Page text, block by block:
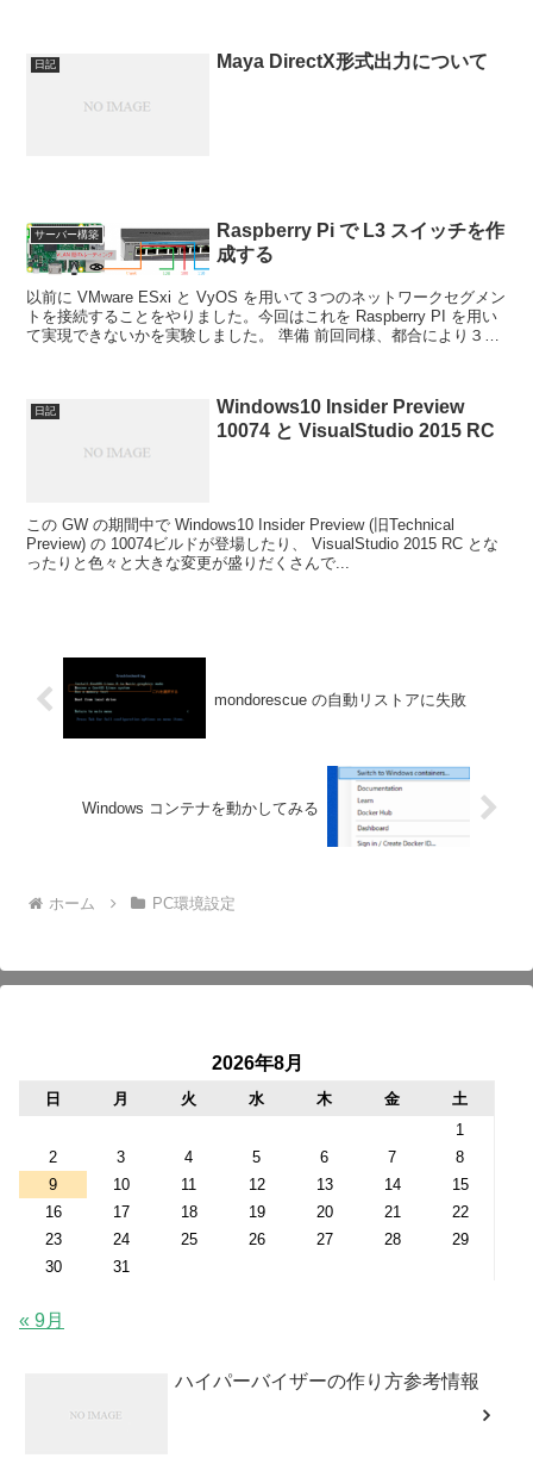
日記 Maya DirectX形式出力について
サーバー構築
Raspberry Pi で L3 スイッチを作
成する
以前に VMware ESxi と VyOS を用いて３つのネットワークセグメン
トを接続することをやりました。今回はこれを Raspberry PI を用い
て実現できないかを実験しました。 準備 前回同様、都合により３つ
日記
Windows10 Insider Preview
10074 と VisualStudio 2015 RC
この GW の期間中で Windows10 Insider Preview (旧Technical
Preview) の 10074ビルドが登場したり、 VisualStudio 2015 RC とな
ったりと色々と大きな変更が盛りだくさんで...
mondorescue の自動リストアに失敗
Windows コンテナを動かしてみる
ホーム PC環境設定
2026年8月
日 月 火 水 木 金
土
1
2
3 4 5 6 7
8
9
10 11 12 13 14
15
16
17 18 19 20 21
22
23
24 25 26 27 28
29
30
31
« 9月
ハイパーバイザーの作り方参考情報